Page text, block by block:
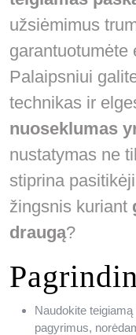
užsiėmimus
garantuotumėte
Palaipsniui
technikas ir
nuoseklumas
nustatymas ne
stiprina
žingsnis kuriant
draugą?
Naudokite
pagyrimus,